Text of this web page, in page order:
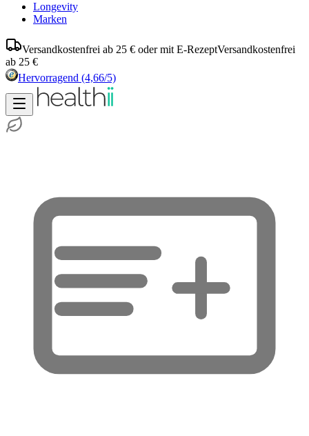
Longevity
Marken
Versandkostenfrei ab 25 € oder mit E-RezeptVersandkostenfrei
ab 25 €
Hervorragend (4,66/5)